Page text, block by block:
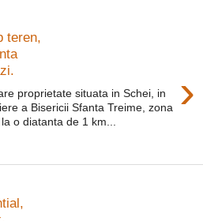
teren,
›
proprietate situata in Schei, in
a Bisericii Sfanta Treime, zona
o diatanta de 1 km...